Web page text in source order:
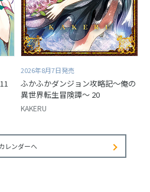
2026年8月7日発売
ふかふかダンジョン攻略記～俺の
異世界転生冒険譚～ 20
KAKERU
レンダーへ